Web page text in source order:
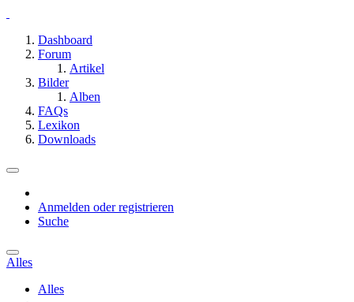
Dashboard
Forum
Artikel
Bilder
Alben
FAQs
Lexikon
Downloads
Anmelden oder registrieren
Suche
Alles
Alles